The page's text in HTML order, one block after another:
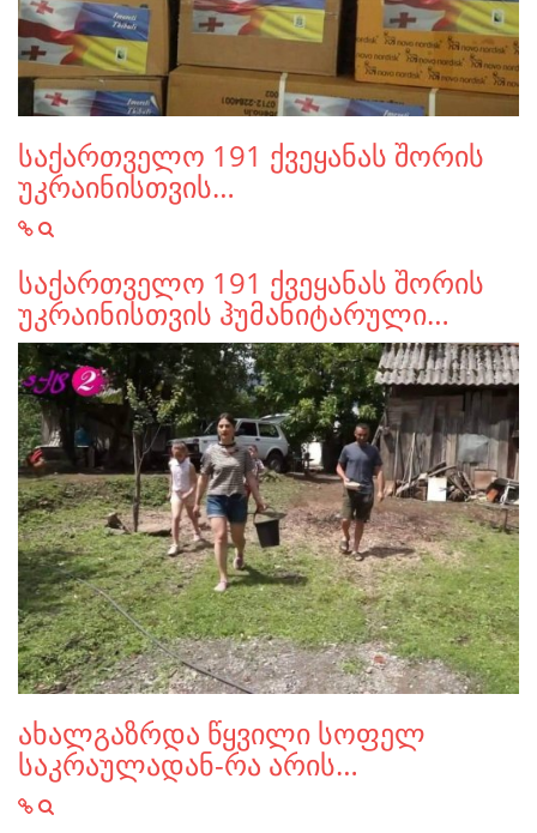
საქართველო 191 ქვეყანას შორის
უკრაინისთვის…
საქართველო 191 ქვეყანას შორის
უკრაინისთვის ჰუმანიტარული…
ახალგაზრდა წყვილი სოფელ
საკრაულადან-რა არის…